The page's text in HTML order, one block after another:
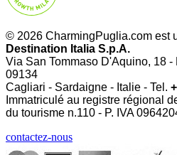
© 2026 CharmingPuglia.com est
Destination Italia S.p.A.
Via San Tommaso D'Aquino, 18 -
09134
Cagliari - Sardaigne - Italie - Tel.
Immatriculé au registre régional
du tourisme n.110 - P. IVA
contactez-nous